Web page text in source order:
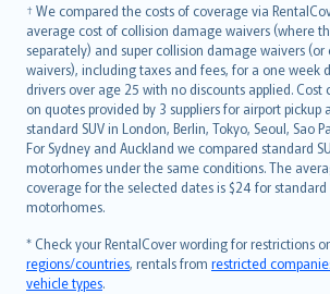
† We compared the costs of coverage via
average cost of collision damage waivers (where
separately) and super collision damage waivers
waivers), including taxes and fees, for a one week
drivers over age 25 with no discounts applied. Cost
on quotes provided by 3 suppliers for airport pickup
standard SUV in London, Berlin, Tokyo, Seoul, Sao
For Sydney and Auckland we compared standard
motorhomes under the same conditions. The
coverage for the selected dates is $24 for standard
motorhomes.
* Check your RentalCover wording for restrictions
regions/countries, rentals from restricted
vehicle types.